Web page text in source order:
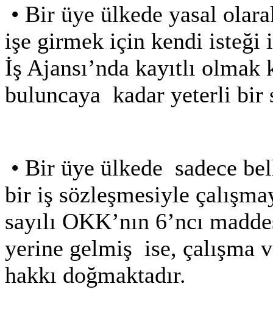
• Bir üye ülkede yasal
işe girmek için kendi isteği
İş Ajansı’nda kayıtlı
buluncaya kadar yeterli bir
• Bir üye ülkede sadece
bir iş sözleşmesiyle
sayılı OKK’nın 6’ncı
yerine gelmiş ise, çalışma
hakkı doğmaktadır.